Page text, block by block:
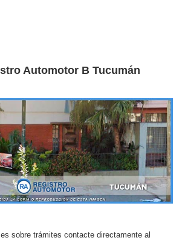
Automotor B Tucumán
sobre trámites contacte directamente al